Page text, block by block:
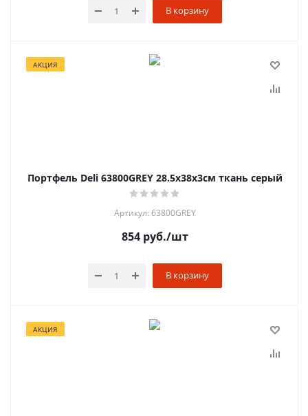
В корзину
АКЦИЯ
Портфель Deli 63800GREY 28.5x38x3см ткань серый
Артикул: 63800GREY
854руб./шт
В корзину
АКЦИЯ